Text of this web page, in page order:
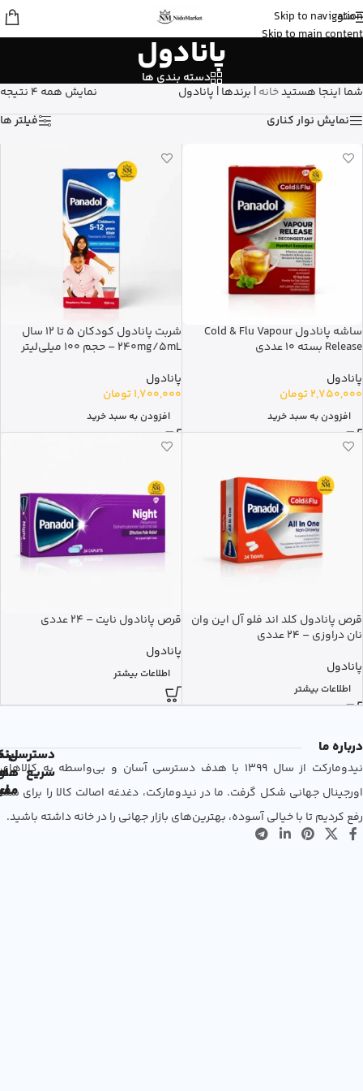
Skip to navigation
Skip to main content
منو
پانادول
دسته بندی ها
شما اینجا هستیدخانه| برندها| پانادول
نمایش همه 4 نتیجه
نمایش نوار کناری
فیلتر ها
ساشه پانادول Cold & Flu Vapour
Release بسته 10 عددی
پانادول
2,750,000تومان
افزودن به سبد خرید
شربت پانادول کودکان 5 تا 12 سال
240mg/5mL – حجم 100 میلی‌لیتر
پانادول
1,700,000 تومان
افزودن به سبد خرید
قرص پانادول کلد اند فلو آل این وان
نان دراوزی – 24 عددی
پانادول
اطلاعات بیشتر
قرص پانادول نایت – 24 عددی
پانادول
اطلاعات بیشتر
درباره ما
نیدومارکت از سال 1399 با هدف دسترسی آسان و بی‌واسطه به کالاهای
اورجینال جهانی شکل گرفت. ما در نیدومارکت، دغدغه اصالت کالا را برای شما
رفع کردیم تا با خیالی آسوده، بهترین‌های بازار جهانی را در خانه داشته باشید.
دسترسی
سریع
عسلاز تهران
استیک ضد آفتاب نامرئی ایزدین رو خرید